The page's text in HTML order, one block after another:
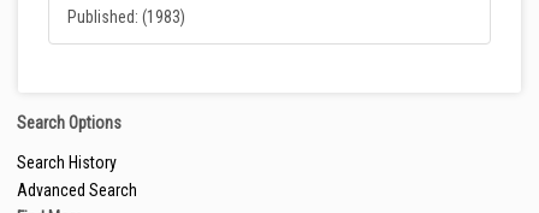
Published: (1983)
Search Options
Search History
Advanced Search